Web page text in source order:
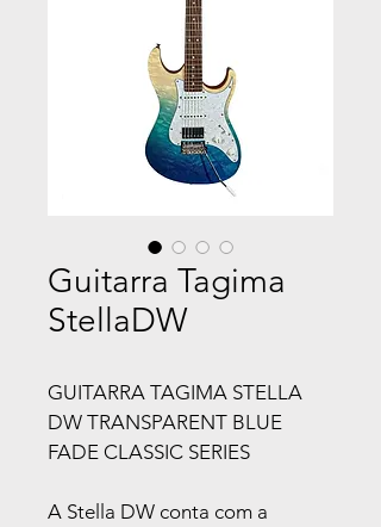
Guitarra Tagima
StellaDW
GUITARRA TAGIMA STELLA
DW TRANSPARENT BLUE
FADE CLASSIC SERIES
A Stella DW conta com a